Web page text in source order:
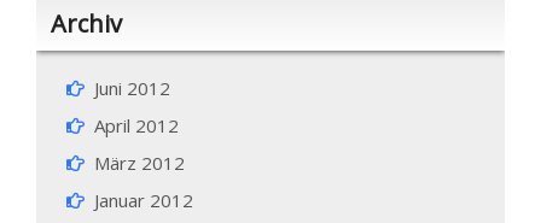
Archiv
Juni 2012
April 2012
März 2012
Januar 2012